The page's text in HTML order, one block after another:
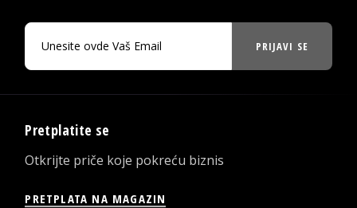
PRIJAVI SE
Pretplatite se
Otkrijte priče koje pokreću biznis
PRETPLATA NA MAGAZIN